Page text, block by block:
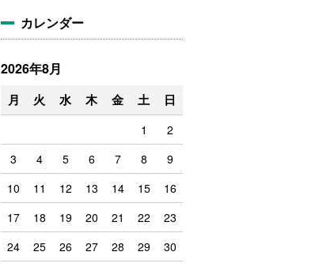
カレンダー
2026年8月
月 火 水 木 金 土 日
1
2
3
4 5 6 7 8
9
10
11 12 13 14 15
16
17
18 19 20 21 22
23
24
25 26 27 28 29
30